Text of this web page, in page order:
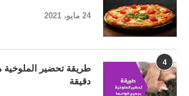
24 مايو، 2021
4
دقيقة